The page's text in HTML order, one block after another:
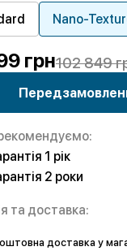
Nano-
грн102 849
1 рiк
Захист від браку
2 роки
Захист екрана
та доставка:
доставка у